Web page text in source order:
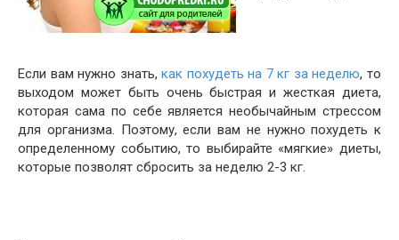
Если вам нужно знать,как похудеть на 7 кг за неделю, то
выходом может быть очень быстрая и жесткая диета,
которая сама по себе является необычайным стрессом
для организма. Поэтому, если вам не нужно похудеть к
определенному событию, то выбирайте «мягкие» диеты,
которые позволят сбросить за неделю 2-3 кг.